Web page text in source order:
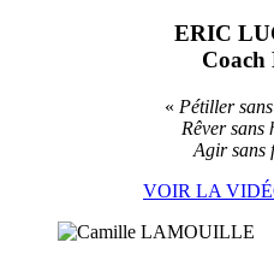
ERIC
Coach
« Pétiller
Rêver
Agir sans
VOIR LA